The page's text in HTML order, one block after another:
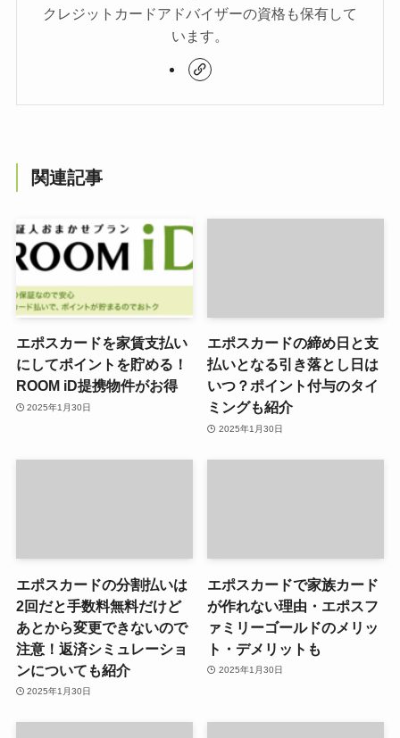
クレジットカードアドバイザーの資格も保有して
います。
関連記事
エポスカードを家賃支払い
にしてポイントを貯める！
ROOM iD提携物件がお得
2025年1月30日
エポスカードの締め日と支
払いとなる引き落とし日は
いつ？ポイント付与のタイ
ミングも紹介
2025年1月30日
エポスカードの分割払いは
2回だと手数料無料だけど
あとから変更できないので
注意！返済シミュレーショ
ンについても紹介
2025年1月30日
エポスカードで家族カード
が作れない理由・エポスフ
ァミリーゴールドのメリッ
ト・デメリットも
2025年1月30日